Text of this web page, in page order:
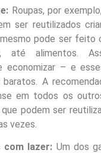
Roupas, por
ser reutilizados
pode ser feito
até alimentos.
economizar – e
baratos. A
em todos os
podem ser
vezes.
com lazer: Um dos